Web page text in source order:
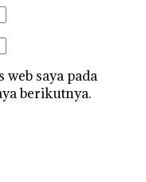
web saya pada
berikutnya.